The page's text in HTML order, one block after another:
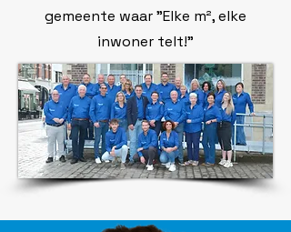
gemeente waar "Elke m², elke
inwoner telt!"